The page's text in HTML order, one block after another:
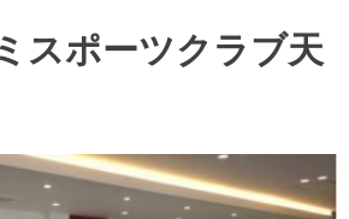
スポーツクラブ天